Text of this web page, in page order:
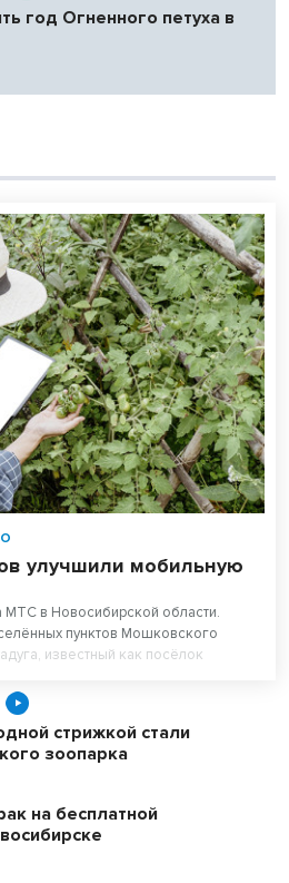
год Огненного петуха в
улучшили мобильную
МТС в Новосибирской области.
пунктов Мошковского
известный как посёлок
стрижкой стали
зоопарка
на бесплатной